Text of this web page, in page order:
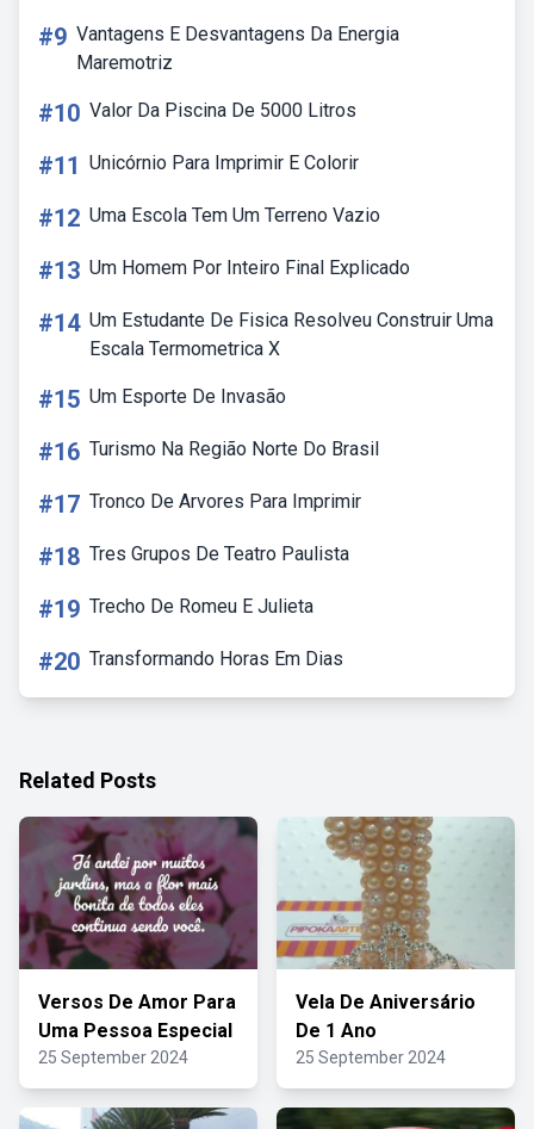
#9 Vantagens E Desvantagens Da Energia
Maremotriz
#10 Valor Da Piscina De 5000 Litros
#11 Unicórnio Para Imprimir E Colorir
#12 Uma Escola Tem Um Terreno Vazio
#13 Um Homem Por Inteiro Final Explicado
#14 Um Estudante De Fisica Resolveu Construir Uma
Escala Termometrica X
#15 Um Esporte De Invasão
#16 Turismo Na Região Norte Do Brasil
#17 Tronco De Arvores Para Imprimir
#18 Tres Grupos De Teatro Paulista
#19 Trecho De Romeu E Julieta
#20 Transformando Horas Em Dias
Related Posts
Versos De Amor Para
Uma Pessoa Especial
25 September 2024
Vela De Aniversário
De 1 Ano
25 September 2024